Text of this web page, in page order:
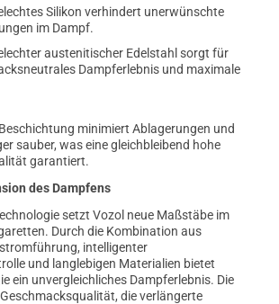
Silikon verhindert unerwünschte
im Dampf.
austenitischer Edelstahl sorgt für
Dampferlebnis und maximale
minimiert Ablagerungen und
sauber, was eine gleichbleibend hohe
garantiert.
des Dampfens
setzt Vozol neue Maßstäbe im
Durch die Kombination aus
intelligenter
und langlebigen Materialien bietet
ein unvergleichliches Dampferlebnis. Die
die verlängerte